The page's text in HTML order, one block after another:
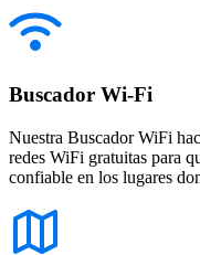
Buscador Wi-Fi
Nuestra Buscador WiFi
redes WiFi gratuitas para
confiable en los lugares